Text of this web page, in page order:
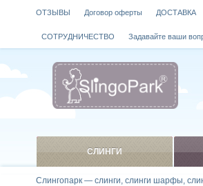
Слингопарк — слинги, слинги шарфы,
ОТЗЫВЫ Договор оферты ДОСТАВКА
СОТРУДНИЧЕСТВО Задавайте ваши
СЛИНГИ